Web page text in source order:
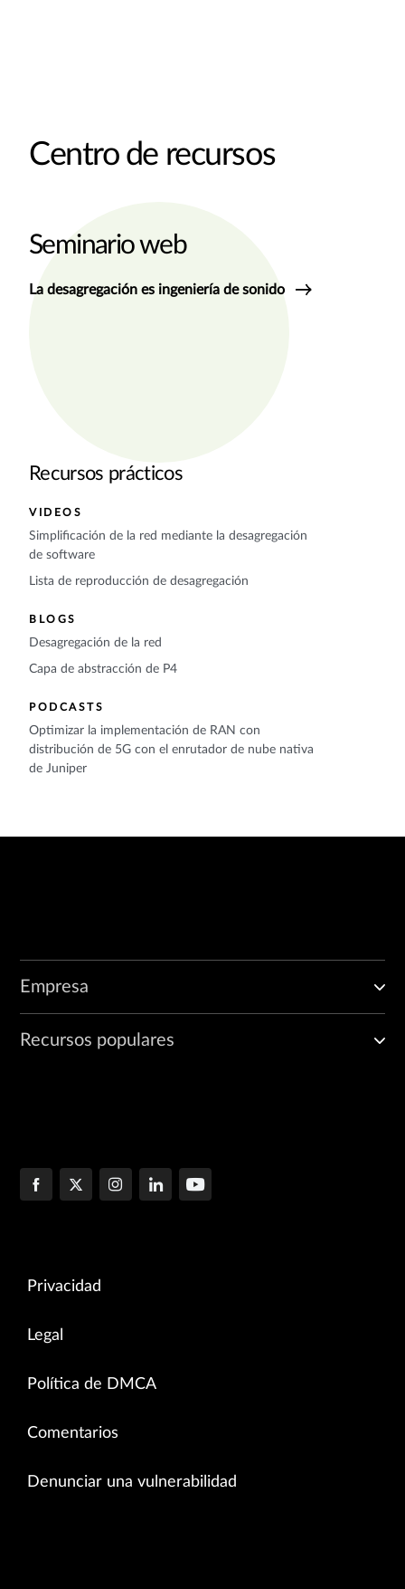
Centro de recursos
Recursos prácticos
VIDEOS
Simplificación de la red mediante la desagregación
de software
Lista de reproducción de desagregación
BLOGS
Desagregación de la red
Capa de abstracción de P4
PODCASTS
Optimizar la implementación de RAN con
distribución de 5G con el enrutador de nube nativa
de Juniper
Seminario web
La desagregación es ingeniería de sonido
Empresa
Recursos populares
Privacidad
Legal
Política de DMCA
Comentarios
Denunciar una vulnerabilidad